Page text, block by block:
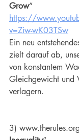
Grow”
https://
v=Ziw-wK03TSw
Ein neu
zielt darauf ab,
von konstantem
Gleichgewicht und
verlagern.
3)